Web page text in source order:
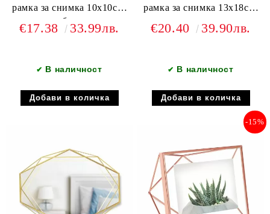
рамка за снимка 10х10см,
бял
€17.38 33.99лв.
✔ В наличност
рамка за снимка 13х18см,
€20.40 39.90лв.
✔ В наличност
-15%